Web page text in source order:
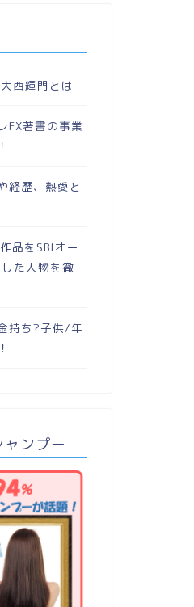
西輝門とは
FX著書の事業
経歴、熱愛と
品をSBIオー
た人物を徹
持ち?子供/年
ンプー